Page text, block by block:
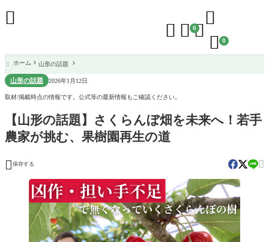
  0

 0

 ホーム 山形の話題
山形の話題 2026年1月12日
取材/掲載時点の情報です。公式等の最新情報もご確認ください。
【山形の話題】さくらんぼ畑を未来へ！若手
農家が挑む、果樹園再生の道
 保存する 